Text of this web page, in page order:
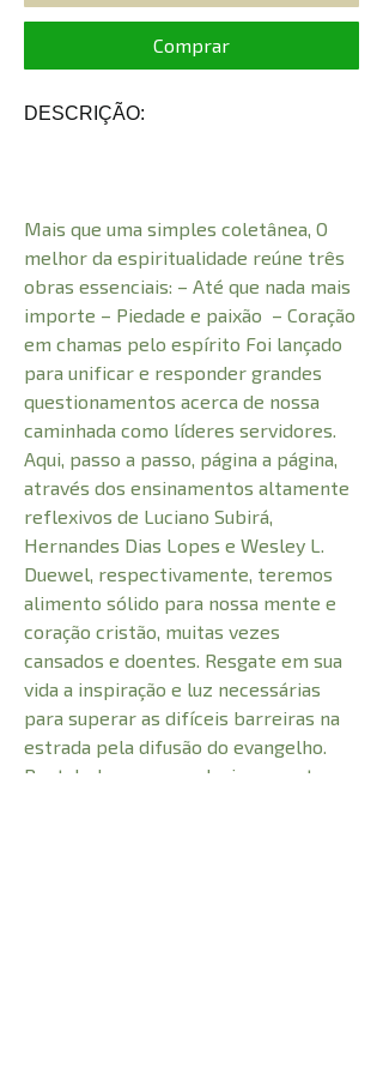
Comprar
DESCRIÇÃO:
Mais que uma simples coletânea, O
melhor da espiritualidade reúne três
obras essenciais: – Até que nada mais
importe – Piedade e paixão – Coração
em chamas pelo espírito Foi lançado
para unificar e responder grandes
questionamentos acerca de nossa
caminhada como líderes servidores.
Aqui, passo a passo, página a página,
através dos ensinamentos altamente
reflexivos de Luciano Subirá,
Hernandes Dias Lopes e Wesley L.
Duewel, respectivamente, teremos
alimento sólido para nossa mente e
coração cristão, muitas vezes
cansados e doentes. Resgate em sua
vida a inspiração e luz necessárias
para superar as difíceis barreiras na
estrada pela difusão do evangelho.
Restabeleça o seu relacionamento